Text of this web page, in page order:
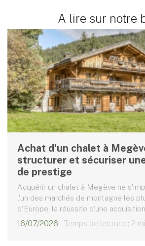
A lire sur notre
Achat d'un chalet à
structurer et sécuriser
de prestige
Acquérir un chalet à Megève ne
l'un des marchés de montagne les
d'Europe, la réussite d'une acquisition
16/07/2026 - Temps de lecture : 2